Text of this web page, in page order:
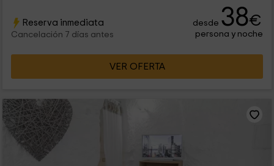
Reserva inmediata
Cancelación 7 días antes
desde 38€
persona y noche
VER OFERTA